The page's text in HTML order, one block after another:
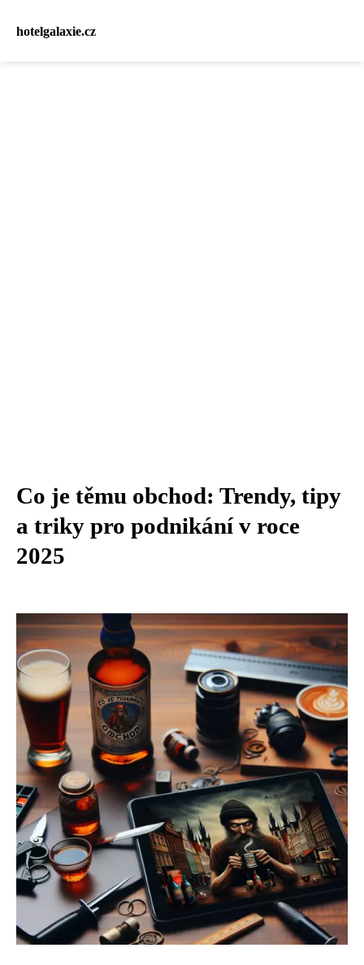
hotelgalaxie.cz
Co je těmu obchod: Trendy, tipy
a triky pro podnikání v roce
2025